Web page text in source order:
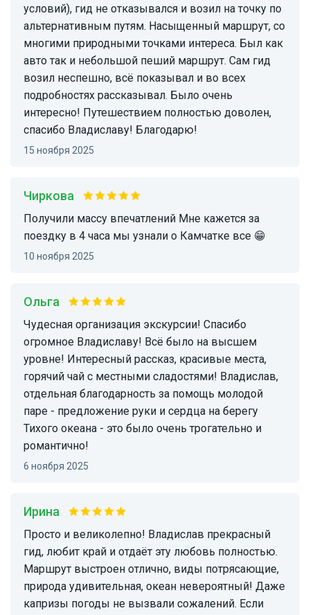
условий), гид не отказывался и возил на точку по
альтернативным путям. Насыщенный маршрут, со
многими природными точками интереса. Был как
авто так и небольшой пеший маршрут. Сам гид
возил неспешно, всё показывал и во всех
подробностях рассказывал. Было очень
интересно! Путешествием полностью доволен,
спасибо Владиславу! Благодарю!
15 ноября 2025
Чиркова
Получили массу впечатлений Мне кажется за
поездку в 4 часа мы узнали о Камчатке все 😁
10 ноября 2025
Ольга
Чудесная организация экскурсии! Спасибо
огромное Владиславу! Всё было на высшем
уровне! Интересный рассказ, красивые места,
горячий чай с местными сладостями! Владислав,
отдельная благодарность за помощь молодой
паре - предложение руки и сердца на берегу
Тихого океана - это было очень трогательно и
романтично!
6 ноября 2025
Ирина
Просто и великолепно! Владислав прекрасный
гид, любит край и отдаёт эту любовь полностью.
Маршрут выстроен отлично, виды потрясающие,
природа удивительная, океан невероятный! Даже
капризы погоды не вызвали сожалений. Если